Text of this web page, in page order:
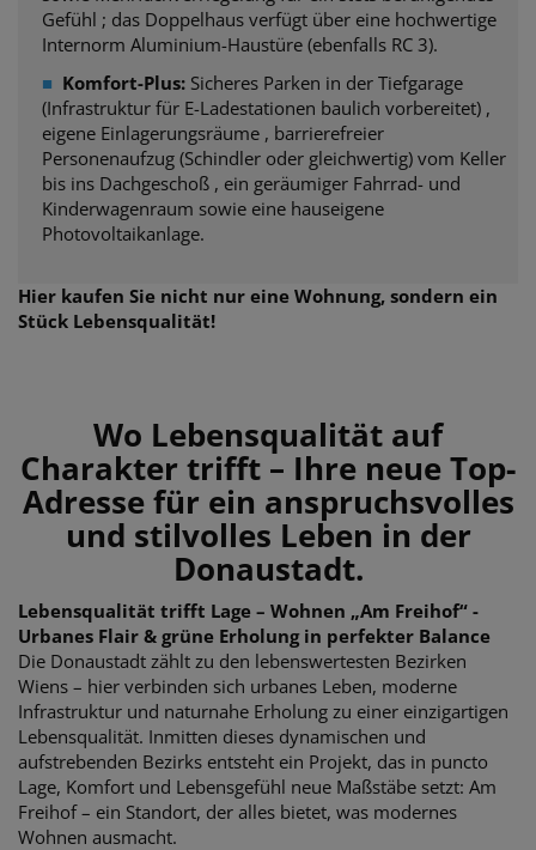
Gefühl ; das Doppelhaus verfügt über eine hochwertige
Internorm Aluminium-Haustüre (ebenfalls RC 3).
■ Komfort-Plus: Sicheres Parken in der Tiefgarage
(Infrastruktur für E-Ladestationen baulich vorbereitet) ,
eigene Einlagerungsräume , barrierefreier
Personenaufzug (Schindler oder gleichwertig) vom Keller
bis ins Dachgeschoß , ein geräumiger Fahrrad- und
Kinderwagenraum sowie eine hauseigene
Photovoltaikanlage.
Hier kaufen Sie nicht nur eine Wohnung, sondern ein
Stück Lebensqualität!
Wo Lebensqualität auf
Charakter trifft – Ihre neue Top-
Adresse für ein anspruchsvolles
und stilvolles Leben in der
Donaustadt.
Lebensqualität trifft Lage – Wohnen „Am Freihof“ -
Urbanes Flair & grüne Erholung in perfekter Balance
Die Donaustadt zählt zu den lebenswertesten Bezirken
Wiens – hier verbinden sich urbanes Leben, moderne
Infrastruktur und naturnahe Erholung zu einer einzigartigen
Lebensqualität. Inmitten dieses dynamischen und
aufstrebenden Bezirks entsteht ein Projekt, das in puncto
Lage, Komfort und Lebensgefühl neue Maßstäbe setzt: Am
Freihof – ein Standort, der alles bietet, was modernes
Wohnen ausmacht.